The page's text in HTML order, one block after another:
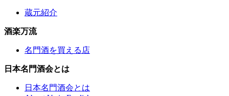
蔵元紹介
酒楽万流
名門酒を買える店
日本名門酒会とは
日本名門酒会とは